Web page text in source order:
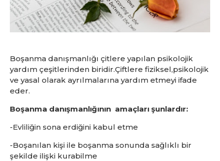
Boşanma danışmanlığı çitlere yapılan psikolojik
yardım çeşitlerinden biridir.Çiftlere fiziksel,psikolojik
ve yasal olarak ayrılmalarına yardım etmeyi ifade
eder.
Boşanma danışmanlığının amaçları şunlardır:
-Evliliğin sona erdiğini kabul etme
-Boşanılan kişi ile boşanma sonunda sağlıklı bir
şekilde ilişki kurabilme